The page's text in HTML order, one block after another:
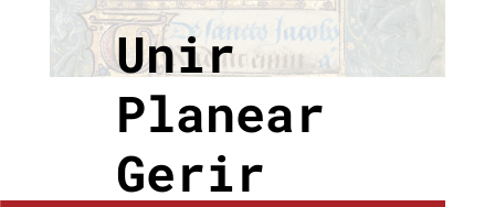
Unir
Planear
Gerir